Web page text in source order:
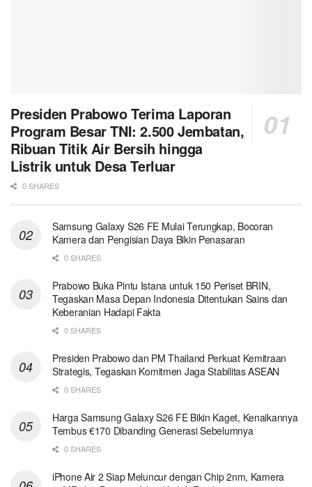
Presiden Prabowo Terima Laporan
Program Besar TNI: 2.500 Jembatan,
Ribuan Titik Air Bersih hingga
Listrik untuk Desa Terluar
0 SHARES
Samsung Galaxy S26 FE Mulai Terungkap, Bocoran
Kamera dan Pengisian Daya Bikin Penasaran
0 SHARES
Prabowo Buka Pintu Istana untuk 150 Periset BRIN,
Tegaskan Masa Depan Indonesia Ditentukan Sains dan
Keberanian Hadapi Fakta
0 SHARES
Presiden Prabowo dan PM Thailand Perkuat Kemitraan
Strategis, Tegaskan Komitmen Jaga Stabilitas ASEAN
0 SHARES
Harga Samsung Galaxy S26 FE Bikin Kaget, Kenaikannya
Tembus €170 Dibanding Generasi Sebelumnya
0 SHARES
iPhone Air 2 Siap Meluncur dengan Chip 2nm, Kamera